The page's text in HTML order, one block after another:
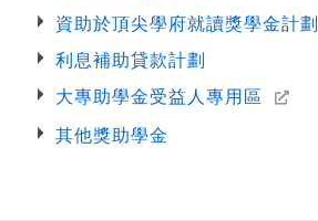
資助於頂尖學府就讀獎學金計劃
利息補助貸款計劃
大專助學金受益人專用區
其他獎助學金